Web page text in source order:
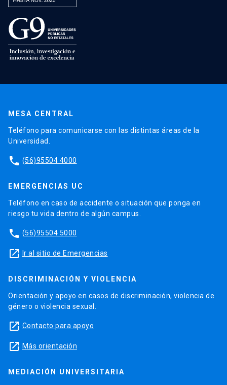
MESA CENTRAL
Teléfono para comunicarse con las distintas áreas de la
Universidad.
phone (56)95504 4000
EMERGENCIAS UC
Teléfono en caso de accidente o situación que ponga en
riesgo tu vida dentro de algún campus.
phone (56)95504 5000
launch Ir al sitio de Emergencias
DISCRIMINACIÓN Y VIOLENCIA
Orientación y apoyo en casos de discriminación, violencia de
género o violencia sexual.
launch Contacto para apoyo
launch Más orientación
MEDIACIÓN UNIVERSITARIA